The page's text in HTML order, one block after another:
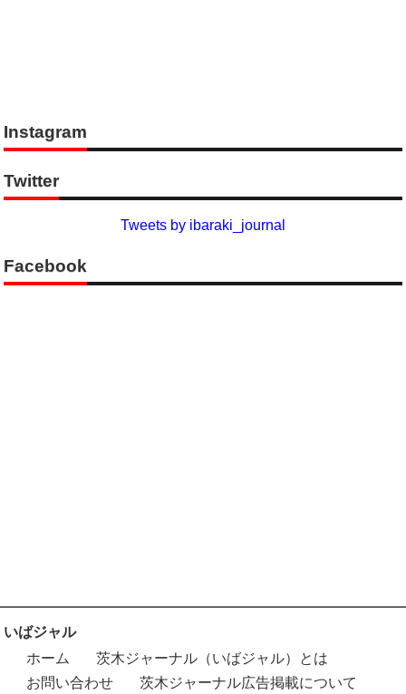
Instagram
Twitter
Tweets by ibaraki_journal
Facebook
いばジャル
ホーム
茨木ジャーナル（いばジャル）とは
お問い合わせ
茨木ジャーナル広告掲載について